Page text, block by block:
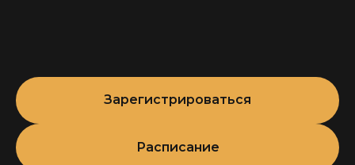
начала танцевать танго с юных лет, после
длительного обучения аргентинским
народным танцам. С 2007 года она танцует
в паре с Мигелем Зотто. Она является первой
танцовщицей в шоу TangoX2 Company,
Зарегистрироваться
Расписание